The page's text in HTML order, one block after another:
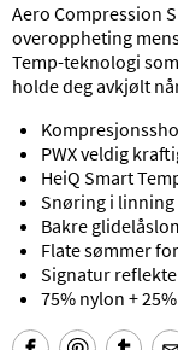
Aero Compression
overoppheting
Temp-teknologi
holde deg avkjølt
PWX veldig
HeiQ Smart
Snøring i
Bakre
Flate sømmer
Signatur
75% nylon +